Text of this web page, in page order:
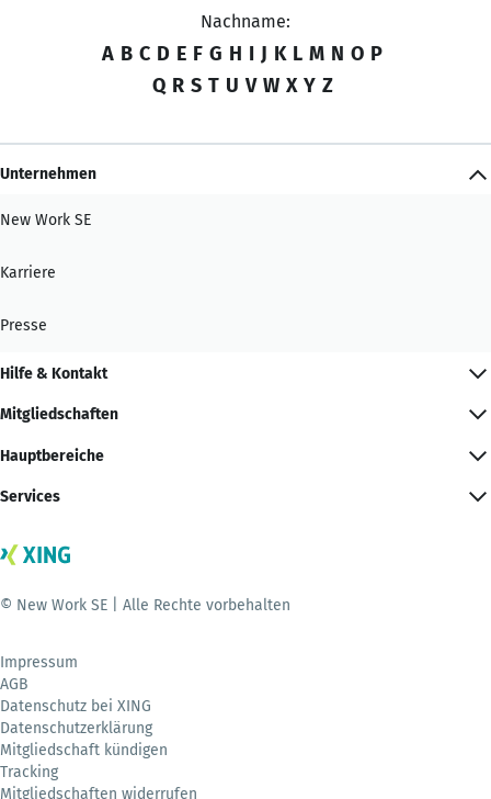
Nachname:
A B C D E F G H I J K L M N O P
Q R S T U V W X Y Z
Unternehmen
New Work SE
Karriere
Presse
Hilfe & Kontakt
Mitgliedschaften
Hauptbereiche
Services
© New Work SE | Alle Rechte vorbehalten
Impressum
AGB
Datenschutz bei XING
Datenschutzerklärung
Mitgliedschaft kündigen
Tracking
Mitgliedschaften widerrufen